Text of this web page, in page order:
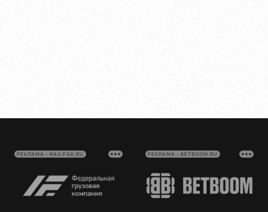
РЕКЛАМА • RAILFGK.RU РЕКЛАМА • BETBOOM.RU